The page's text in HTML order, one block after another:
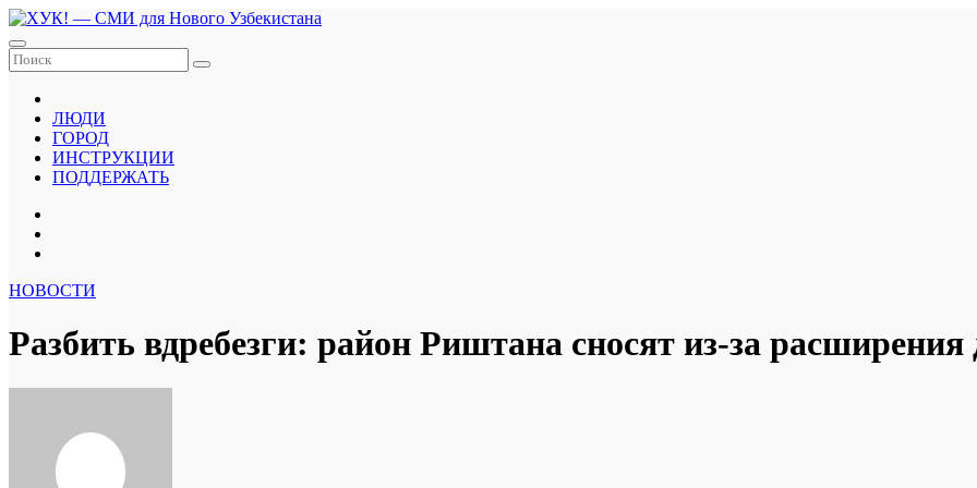
Перейти
к
содержанию
ЛЮДИ
ГОРОД
ИНСТРУКЦИИ
ПОДДЕРЖАТЬ
НОВОСТИ
Разбить вдребезги: район Риштана сносят из-за расширения